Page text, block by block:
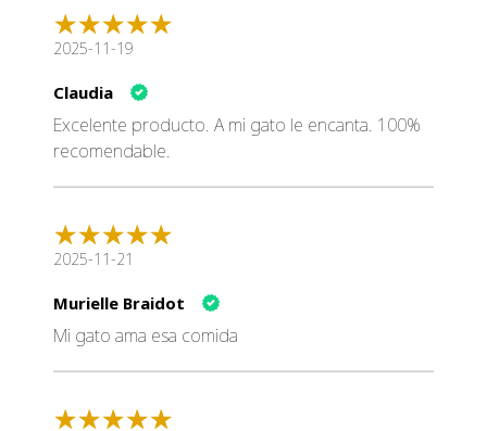
para ser apto para gatos de todas las edades, desde
gatitos hasta adultos.
¿Contiene conservantes artificiales?
artificiales.
por una nutrición premium, diseñada específicamente
para satisfacer las necesidades dietéticas de tu gato. Cada
lata está elaborada con dedicación y compromiso con la
calidad, garantizando que tu gato reciba lo mejor en cada
comida.
2025-11-19
Claudia
Excelente producto. A mi gato le encanta. 100%
recomendable.
2025-11-21
Murielle Braidot
Mi gato ama esa comida